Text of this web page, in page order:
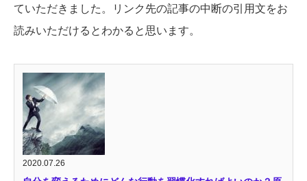
ていただきました。リンク先の記事の中断の引用文をお
読みいただけるとわかると思います。
2020.07.26